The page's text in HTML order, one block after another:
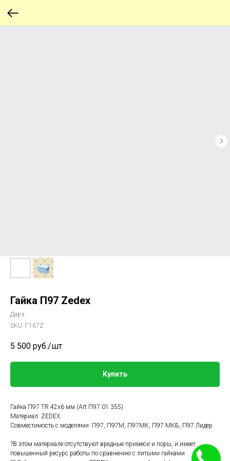
Гайка П97 Zedex
Дарз
SKU: Г167Z
5 500 руб./шт
Купить
Гайка П97 TR 42х6 мм (Art П97.01.355)
Материал: ZEDEX.
Совместимость с моделями: П97, П97М, П97МК, П97 МКБ, П97 Лидер
?В этом материале отсутствуют вредные примеси и поры, и имеет
повышенный ресурс работы по сравнению с литыми гайками